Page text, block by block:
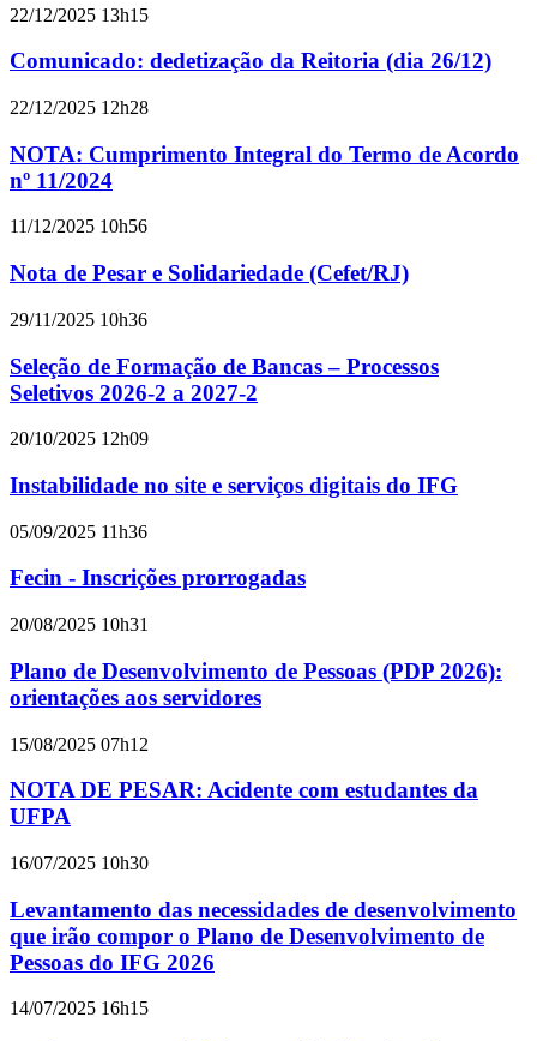
22/12/2025 13h15
Comunicado: dedetização da Reitoria (dia 26/12)
22/12/2025 12h28
NOTA: Cumprimento Integral do Termo de Acordo
nº 11/2024
11/12/2025 10h56
Nota de Pesar e Solidariedade (Cefet/RJ)
29/11/2025 10h36
Seleção de Formação de Bancas – Processos
Seletivos 2026-2 a 2027-2
20/10/2025 12h09
Instabilidade no site e serviços digitais do IFG
05/09/2025 11h36
Fecin - Inscrições prorrogadas
20/08/2025 10h31
Plano de Desenvolvimento de Pessoas (PDP 2026):
orientações aos servidores
15/08/2025 07h12
NOTA DE PESAR: Acidente com estudantes da
UFPA
16/07/2025 10h30
Levantamento das necessidades de desenvolvimento
que irão compor o Plano de Desenvolvimento de
Pessoas do IFG 2026
14/07/2025 16h15